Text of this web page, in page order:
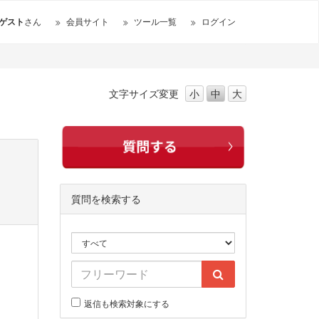
ストさん 会員サイト ツール一覧 ログイン
文字サイズ変更 小 中 大
質問を検索する
返信も検索対象にする